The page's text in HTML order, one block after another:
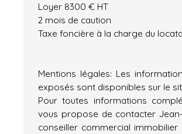
Loyer 8300 € HT
2 mois de caution
Taxe foncière à la charge du
Mentions légales: Les
exposés sont disponibles sur le
Pour toutes informations
vous propose de contacter
conseiller commercial immobilier